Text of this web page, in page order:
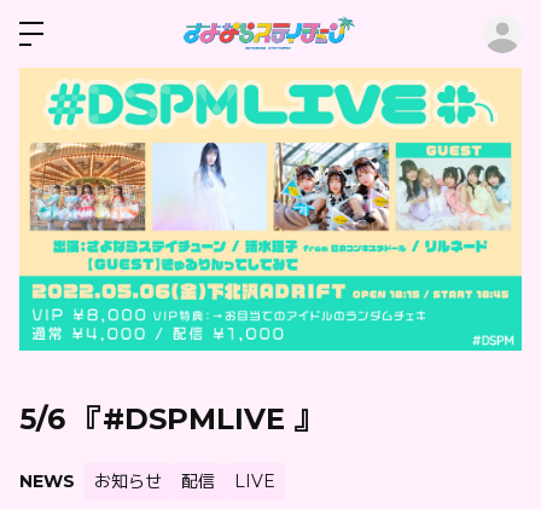
5/6 『#DSPMLIVE 』
NEWS お知らせ 配信 LIVE